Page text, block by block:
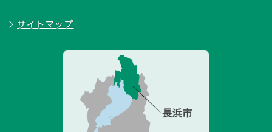
サイトマップ